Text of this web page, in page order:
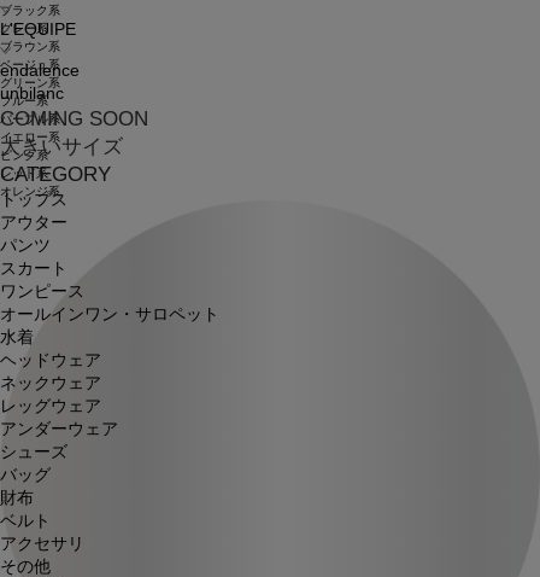
L'EQUIPE
endalence
unbilanc
COMING SOON
大きいサイズ
CATEGORY
トップス
アウター
パンツ
スカート
ワンピース
オールインワン・サロペット
水着
ヘッドウェア
ネックウェア
レッグウェア
アンダーウェア
シューズ
バッグ
財布
ベルト
アクセサリ
その他
ブラック系
グレー系
ブラウン系
ベージュ系
グリーン系
ブルー系
パープル系
イエロー系
ピンク系
レッド系
オレンジ系